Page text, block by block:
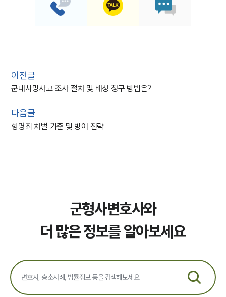
이전글
군대사망사고 조사 절차 및 배상 청구 방법은?
다음글
항명죄 처벌 기준 및 방어 전략
군형사변호사와
더 많은 정보를 알아보세요